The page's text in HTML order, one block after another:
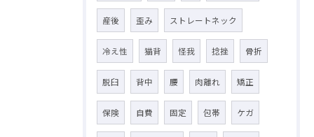
産後 歪み ストレートネック
冷え性 猫背 怪我 捻挫 骨折
脱臼 背中 腰 肉離れ 矯正
保険 自費 固定 包帯 ケガ